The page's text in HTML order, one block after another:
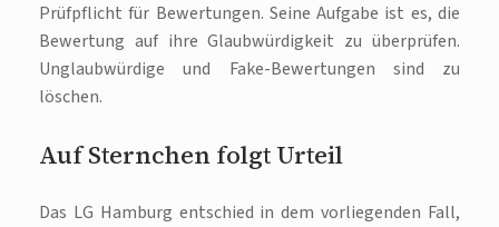
Prüfpflicht für Bewertungen. Seine Aufgabe ist es, die
Bewertung auf ihre Glaubwürdigkeit zu überprüfen.
Unglaubwürdige und Fake-Bewertungen sind zu
löschen.
Auf Sternchen folgt Urteil
Das LG Hamburg entschied in dem vorliegenden Fall,